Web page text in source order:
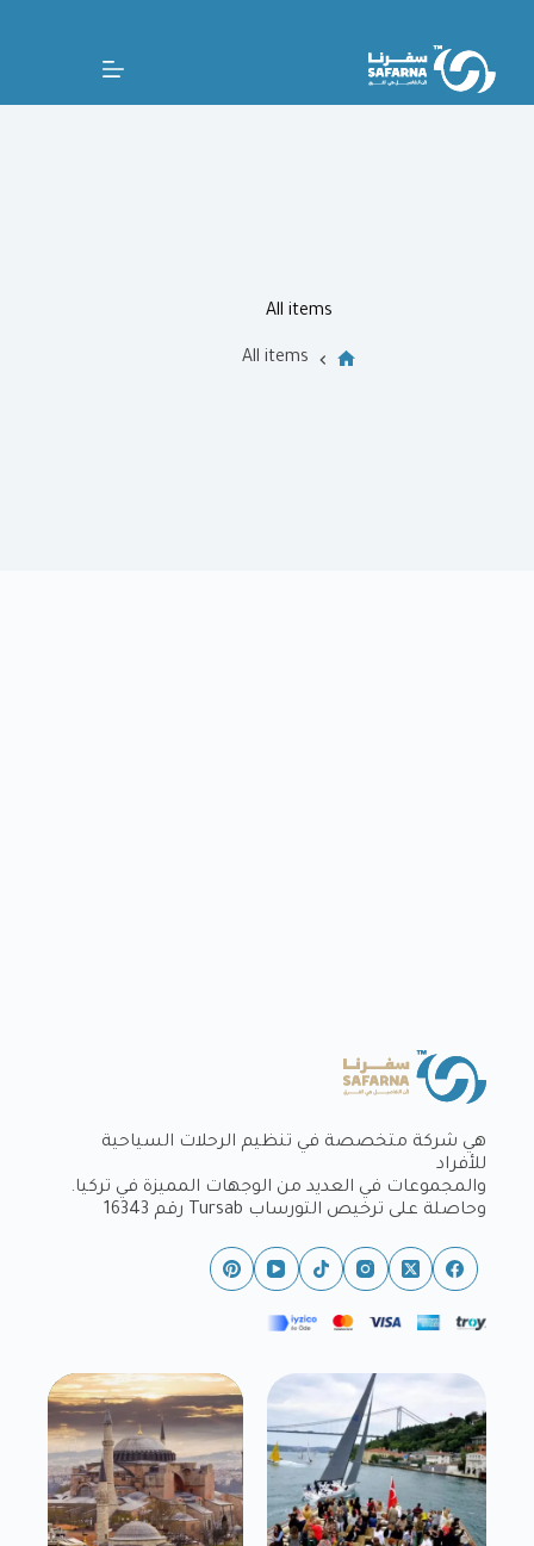
All items
All items
هي شركة متخصصة في تنظيم الرحلات السياحية
للأفراد
والمجموعات في العديد من الوجهات المميزة في تركيا.
وحاصلة على ترخيص التورساب Tursab رقم 16343